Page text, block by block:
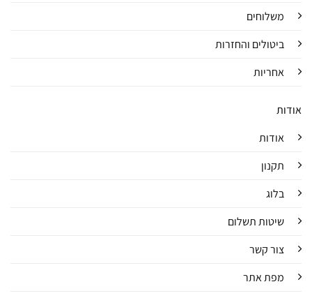
משלוחים
ביטולים והחזרות
אחריות
אודות
אודות
תקנון
בלוג
שיטות תשלום
צור קשר
מפת אתר